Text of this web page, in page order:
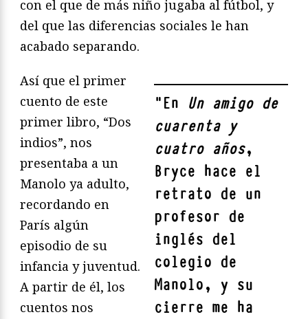
con el que de más niño jugaba al fútbol, y
del que las diferencias sociales le han
acabado separando.
"En Un amigo de
cuarenta y
cuatro años,
Bryce hace el
retrato de un
profesor de
inglés del
colegio de
Manolo, y su
cierre me ha
Así que el primer
cuento de este
primer libro, “Dos
indios”, nos
presentaba a un
Manolo ya adulto,
recordando en
París algún
episodio de su
infancia y juventud.
A partir de él, los
cuentos nos